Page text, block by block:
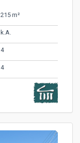
215 m²
k.A.
4
4